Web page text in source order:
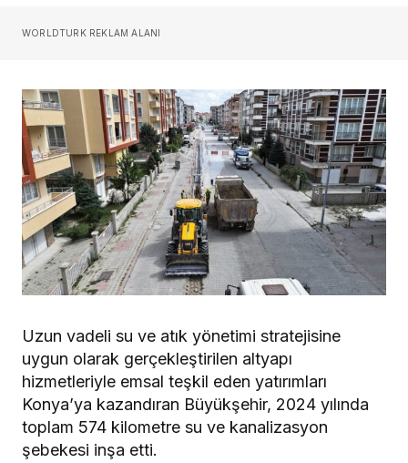
WORLDTURK REKLAM ALANI
Uzun vadeli su ve atık yönetimi stratejisine
uygun olarak gerçekleştirilen altyapı
hizmetleriyle emsal teşkil eden yatırımları
Konya’ya kazandıran Büyükşehir, 2024 yılında
toplam 574 kilometre su ve kanalizasyon
şebekesi inşa etti.